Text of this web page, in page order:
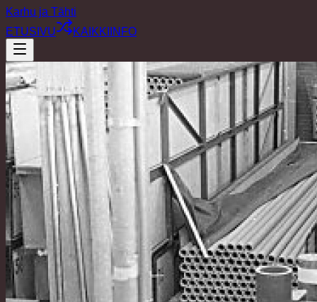
Karhu ja Tähti
ETUSIVU
KAIKKI INFO